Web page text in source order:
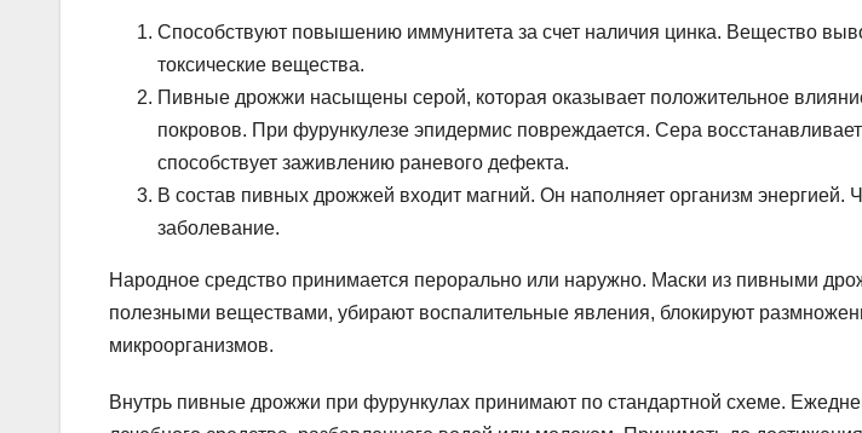
Способствуют повышению иммунитета за счет наличия цинка. Вещество
токсические вещества.
Пивные дрожжи насыщены серой, которая оказывает положительное
покровов. При фурункулезе эпидермис повреждается. Сера
способствует заживлению раневого дефекта.
В состав пивных дрожжей входит магний. Он наполняет организм энергией.
заболевание.
Народное средство принимается перорально или наружно. Маски из пивными
полезными веществами, убирают воспалительные явления, блокируют
микроорганизмов.
Внутрь пивные дрожжи при фурункулах принимают по стандартной схеме.